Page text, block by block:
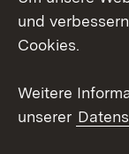
und
Cookies.
Weitere
unserer